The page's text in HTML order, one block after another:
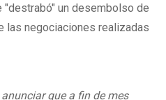
"destrabó" un desembolso de
las negociaciones realizadas
que a fin de mes